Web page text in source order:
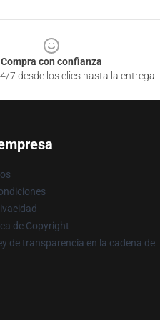
Compra con confianza
7 desde los clics hasta la entrega
de Copyright
de transparencia en la cadena de